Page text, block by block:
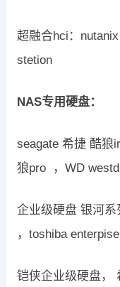
超融合hci：
stetion
NAS专用硬盘：
seagate 希捷 酷狼
狼pro ，WD
企业级硬盘 银河
，toshiba
铠侠企业级硬盘，